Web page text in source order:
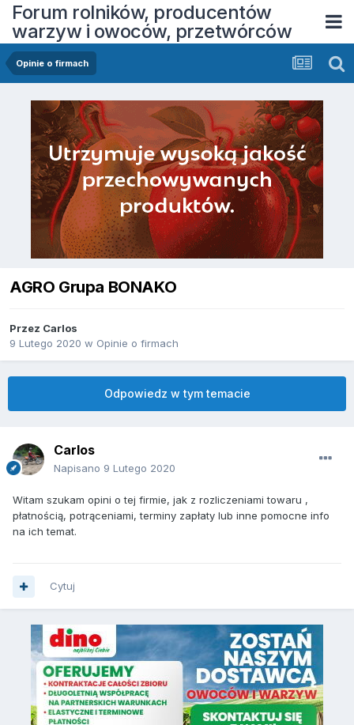
Forum rolników, producentów
warzyw i owoców, przetwórców
Opinie o firmach
AGRO Grupa BONAKO
Przez Carlos
9 Lutego 2020 w Opinie o firmach
Odpowiedz w tym temacie
Carlos
Napisano 9 Lutego 2020
Witam szukam opini o tej firmie, jak z rozliczeniami towaru ,
płatnością, potrąceniami, terminy zapłaty lub inne pomocne info
na ich temat.
Cytuj